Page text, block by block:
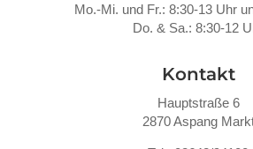
Mo.-Mi. und Fr.: 8:30-13 Uhr
Do. & Sa.: 8:30-12
Kontakt
Hauptstraße 6
2870 Aspang